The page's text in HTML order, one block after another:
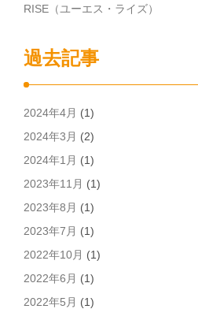
RISE（ユーエス・ライズ）
過去記事
2024年4月 (1)
2024年3月 (2)
2024年1月 (1)
2023年11月 (1)
2023年8月 (1)
2023年7月 (1)
2022年10月 (1)
2022年6月 (1)
2022年5月 (1)